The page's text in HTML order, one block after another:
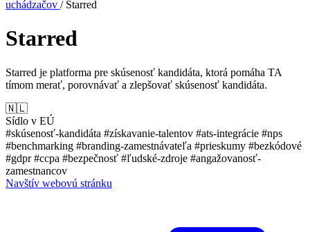
uchádzačov / Starred
Starred
Starred je platforma pre skúsenosť kandidáta, ktorá pomáha TA
tímom merať, porovnávať a zlepšovať skúsenosť kandidáta.
🇳🇱
Sídlo v EÚ
#skúsenosť-kandidáta #získavanie-talentov #ats-integrácie #nps
#benchmarking #branding-zamestnávateľa #prieskumy #bezkódové
#gdpr#ccpa #bezpečnosť #ľudské-zdroje #angažovanosť-
zamestnancov
Navštív webovú stránku